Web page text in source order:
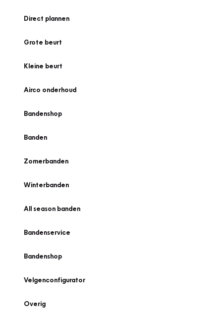
Direct plannen
Grote beurt
Kleine beurt
Airco onderhoud
Bandenshop
Banden
Zomerbanden
Winterbanden
All season banden
Bandenservice
Bandenshop
Velgenconfigurator
Overig